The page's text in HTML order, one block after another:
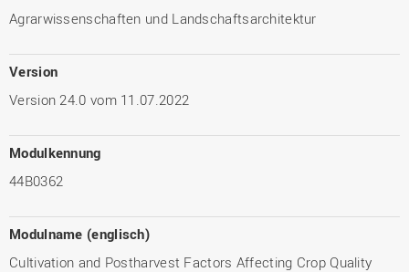
Agrarwissenschaften und Landschaftsarchitektur
Version
Version 24.0 vom 11.07.2022
Modulkennung
44B0362
Modulname (englisch)
Cultivation and Postharvest Factors Affecting Crop Quality